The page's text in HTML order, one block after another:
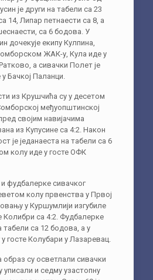
је други на табели са 23
14, Липар петнаести са 8, а
са 6 бодова. У
дочекује екипу Кулпина,
ЖАК-у, Кула иде у
а сивачки Полет је
Бачкој Паланци.
из Крушчића су у десетом
међуопштинској
својим навијачима
из Купусине са 4:2. Након
је једанаеста на табели са 6
колу иде у госте ОФК
фудбалерке сивачког
колу првенства у Првој
у Куршумлији изгубиле
Колибри са 4:2. Фудбалерке
са 12 бодова, а у
госте Колубари у Лазаревац.
су осветлали сивачки
уписали и седму узастопну